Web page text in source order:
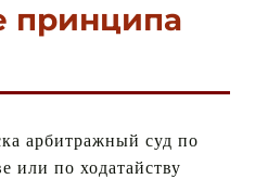
принципа
арбитражный суд по
или по ходатайству